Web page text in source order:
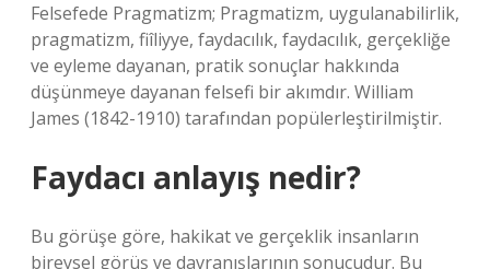
Felsefede Pragmatizm; Pragmatizm, uygulanabilirlik,
pragmatizm, fiîliyye, faydacılık, faydacılık, gerçekliğe
ve eyleme dayanan, pratik sonuçlar hakkında
düşünmeye dayanan felsefi bir akımdır. William
James (1842-1910) tarafından popülerleştirilmiştir.
Faydacı anlayış nedir?
Bu görüşe göre, hakikat ve gerçeklik insanların
bireysel görüş ve davranışlarının sonucudur. Bu